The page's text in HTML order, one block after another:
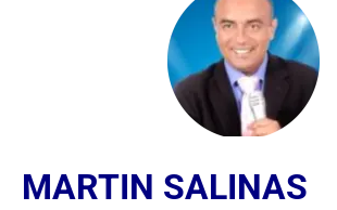
MARTIN SALINAS